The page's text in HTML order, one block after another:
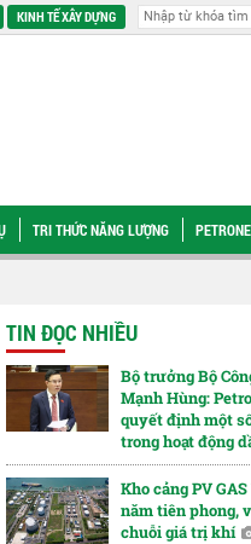
KINH TẾ XÂY DỰNG
TRI THỨC NĂNG LƯỢNG
Duy Thanh: Không có cơ chế
TIN ĐỌC NHIỀU
Bộ trưởng Bộ
Mạnh Hùng:
quyết định một
trong hoạt động
Kho cảng PV
năm tiên phong,
chuỗi giá trị khí